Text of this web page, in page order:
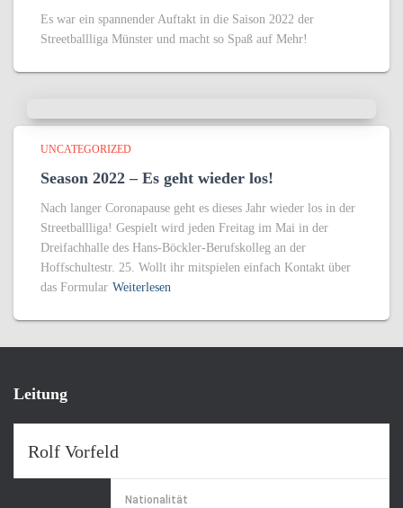
Es war ein spannender Auftakt in die Saison 2022 der
Streetballliga Münster und macht so Spaß auf Mehr!
UNCATEGORIZED
Season 2022 – Es geht wieder los!
Nach langer Coronapause geht es dieses Jahr wieder los in der
Streetballliga! Gespielt wird jeden Freitag im Mai in der
Dreifachhalle des Hans-Böckler-Berufskolleg an der
Hoffschultestr. 25. Wollt ihr mitspielen einfach Kontakt über
das Formular Weiterlesen
Leitung
Rolf Vorfeld
Nationalität